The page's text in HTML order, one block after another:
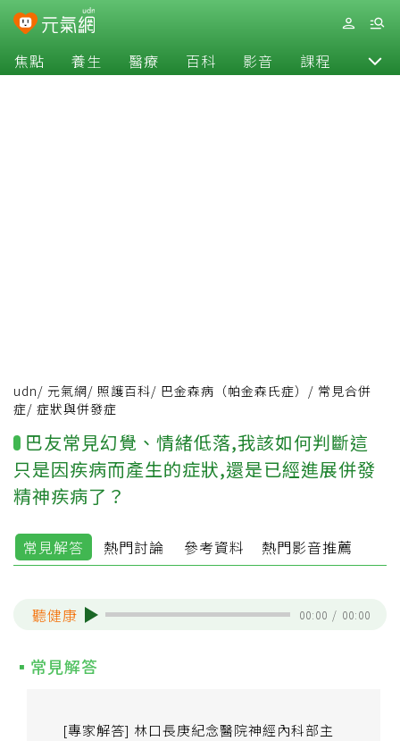
焦點 養生 醫療 百科 影音 課程 退休
udn/ 元氣網/ 照護百科/ 巴金森病（帕金森氏症） / 常見合併
症/ 症狀與併發症
巴友常見幻覺、情緒低落,我該如何判斷這
只是因疾病而產生的症狀,還是已經進展併發
精神疾病了？
常見解答 熱門討論 參考資料 熱門影音推薦
聽健康 00:00 / 00:00
常見解答
[專家解答] 林口長庚紀念醫院神經內科部主